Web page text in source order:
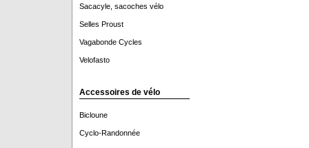
Sacacyle, sacoches vélo
Selles Proust
Vagabonde Cycles
Velofasto
Accessoires de vélo
Bicloune
Cyclo-Randonnée